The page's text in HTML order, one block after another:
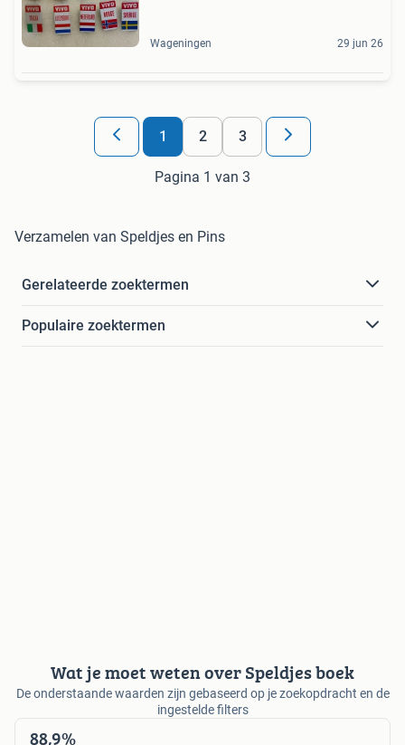
Wageningen 29 jun 26
1 2 3
Pagina 1 van 3
Verzamelen van Speldjes en Pins
Gerelateerde zoektermen
Populaire zoektermen
Wat je moet weten over Speldjes boek
De onderstaande waarden zijn gebaseerd op je zoekopdracht en de
ingestelde filters
88,9%